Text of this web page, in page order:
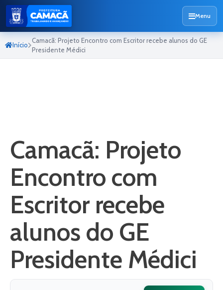
Menu
Início
Camacã: Projeto Encontro com Escritor recebe alunos do GE
Presidente Médici
Camacã: Projeto
Encontro com
Escritor recebe
alunos do GE
Presidente Médici